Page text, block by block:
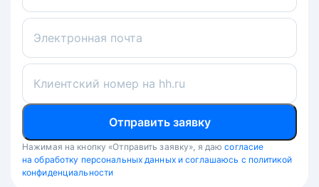
Электронная почта
Клиентский номер на hh.ru
Отправить заявку
Нажимая на кнопку «Отправить заявку», я даю согласие
на обработку персональных данных и соглашаюсь с политикой
конфиденциальности